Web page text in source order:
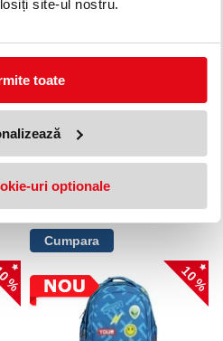
site-ul nostru.
toate
uri optionale
Ghiozdan anatomic Urban S-
% 10 %